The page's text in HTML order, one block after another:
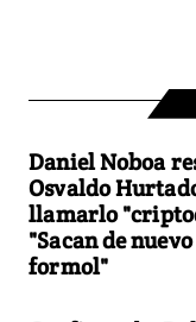
Daniel Noboa
Osvaldo
llamarlo
"Sacan de
formol"